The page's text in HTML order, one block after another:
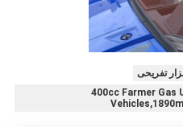
تفریحی
400cc Farmer Gas